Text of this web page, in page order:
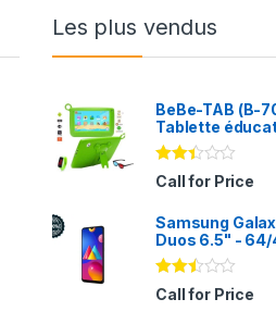
Les plus vendus
BeBe-TAB (B-
Tablette
Note
2.31
5
Call for Price
Samsung
Duos 6.5" - 64/
Note
2.41
Call for Price